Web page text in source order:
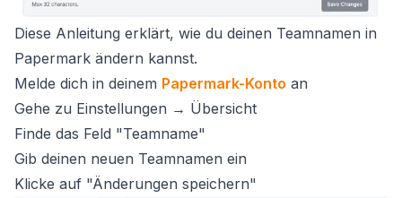
Diese Anleitung erklärt, wie du deinen Teamnamen in
Papermark ändern kannst.
Melde dich in deinem Papermark-Konto an
Gehe zu Einstellungen → Übersicht
Finde das Feld "Teamname"
Gib deinen neuen Teamnamen ein
Klicke auf "Änderungen speichern"